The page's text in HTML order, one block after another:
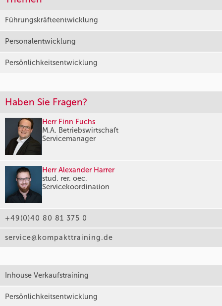
Führungskräfteentwicklung
Personalentwicklung
Persönlichkeitsentwicklung
Haben Sie Fragen?
Herr Finn Fuchs
M.A. Betriebswirtschaft
Servicemanager
Herr Alexander Harrer
stud. rer. oec.
Servicekoordination
+49(0)40 80 81 375 0
service@kompakttraining.de
Inhouse Verkaufstraining
Persönlichkeitsentwicklung